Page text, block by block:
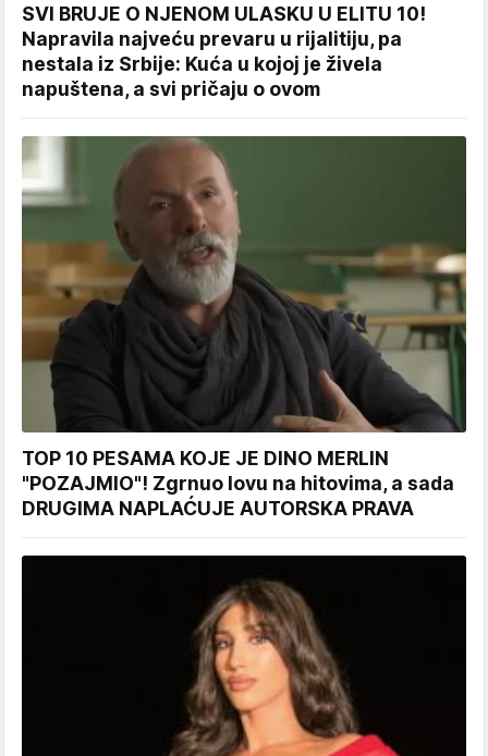
SVI BRUJE O NJENOM ULASKU U ELITU 10!
Napravila najveću prevaru u rijalitiju, pa
nestala iz Srbije: Kuća u kojoj je živela
napuštena, a svi pričaju o ovom
TOP 10 PESAMA KOJE JE DINO MERLIN
"POZAJMIO"! Zgrnuo lovu na hitovima, a sada
DRUGIMA NAPLAĆUJE AUTORSKA PRAVA